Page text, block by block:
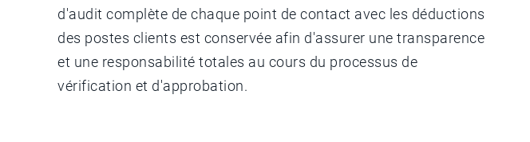
d'audit complète de chaque point de contact avec les déductions
des postes clients est conservée afin d'assurer une transparence
et une responsabilité totales au cours du processus de
vérification et d'approbation.